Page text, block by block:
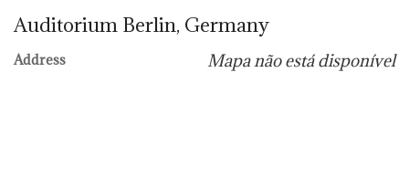
Auditorium Berlin, Germany
Mapa não está disponível
Address